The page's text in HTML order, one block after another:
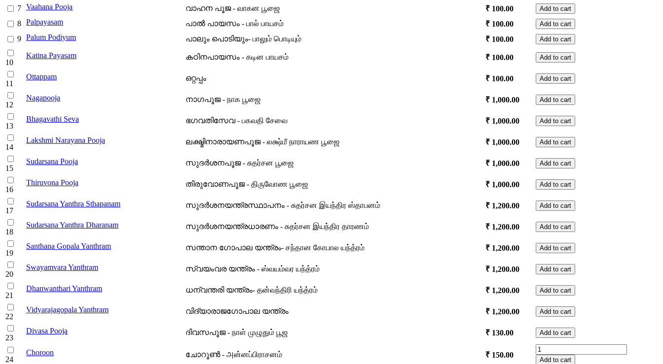
quantity
Vaahana Pooja വാഹന പൂജ - வாகன பூஜை ₹ 100.00
Vaahana
Pooja
quantity
Add to cart
Palpayasam പാല്‍ പായസം - பால் பாயசம் ₹ 100.00
Palpayasam
quantity
Add to cart
Palum Podiyum പാലും പൊടിയും- பாலும் பொடியும் ₹ 100.00
Palum
Podiyum
quantity
Add to cart
Katina Payasam കഠിനപായസം - கடின பாயசம் ₹ 100.00
Katina
Payasam
quantity
Add to cart
Ottappam ഒറ്റപ്പം ₹ 100.00
Ottappam
quantity
Add to cart
Nagapooja നാഗപൂജ - நாக பூஜை ₹ 1,000.00
Nagapooja
quantity
Add to cart
Bhagavathi Seva ഭഗവതിസേവ - பகவதி சேவை ₹ 1,000.00
Bhagavathi
Seva
quantity
Add to cart
Lakshmi Narayana Pooja ലക്ഷ്മിനാരായണപൂജ - லக்ஷ்மீ நாராயண பூஜை ₹ 1,000.00
Lakshmi
Narayana
Pooja
quantity
Add to cart
Sudarsana Pooja സുദര്‍ശനപൂജ - சுதர்சன பூஜை ₹ 1,000.00
Sudarsana
Pooja
quantity
Add to cart
Thiruvona Pooja തിരുവോണപൂജ - திருவோண பூஜை ₹ 1,000.00
Thiruvona
Pooja
quantity
Add to cart
Sudarsana Yanthra Sthapanam സുദര്‍ശനയന്ത്രസ്ഥാപനം - சுதர்சன இயந்திர ஸ்தாபனம் ₹ 1,200.00
Sudarsana
Yanthra
Sthapanam
quantity
Add to cart
Sudarsana Yanthra Dharanam സുദര്‍ശനയന്ത്രധാരണം - சுதர்சன இயந்திர தாரணம் ₹ 1,200.00
Sudarsana
Yanthra
Dharanam
quantity
Add to cart
Santhana Gopala Yanthram സന്താന ഗോപാല യന്ത്രം- சந்தான கோபால யந்த்ரம் ₹ 1,200.00
Santhana
Gopala
Yanthram
quantity
Add to cart
Swayamvara Yanthram സ്വയംവര യന്ത്രം - ஸ்வயம்வர யந்த்ரம் ₹ 1,200.00
Swayamvara
Yanthram
quantity
Add to cart
Dhanwanthari Yanthram ധന്വന്തരി യന്ത്രം- தன்வந்திரி யந்த்ரம் ₹ 1,200.00
Dhanwanthari
Yanthram
quantity
Add to cart
Vidyarajagopala Yanthram വിദ്യാരാജഗോപാല യന്ത്രം ₹ 1,200.00
Vidyarajagopala
Yanthram
quantity
Add to cart
Divasa Pooja ദിവസപൂജ - நாள் முழுதும் பூஜ ₹ 130.00
Divasa
Pooja
quantity
Add to cart
Choroon ചോറൂണ്‍ - அன்னப்பிராசனம் ₹ 150.00
Choroon
quantity
Add to cart